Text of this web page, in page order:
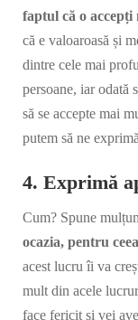
faptul că o accepți
că e valoaroasă și
dintre cele mai
persoane, iar odată
să se accepte mai
putem să ne
4. Exprimă
Cum? Spune
ocazia, pentru
acest lucru îi va
mult din acele
face fericit și vei